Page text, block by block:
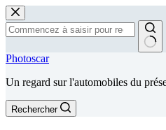
Passer
au
contenu
Aucun
Photoscar
Un regard sur l'automobiles du
Rechercher